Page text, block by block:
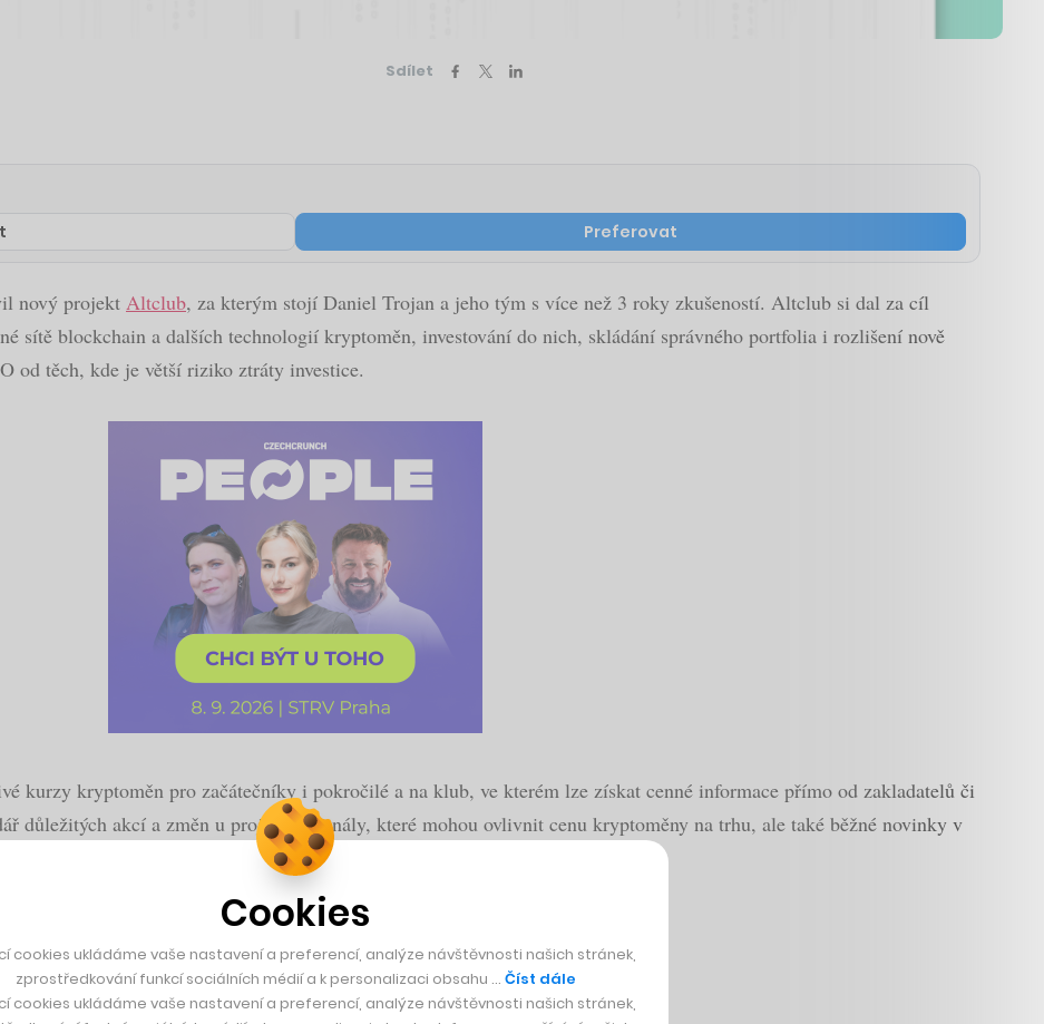
Sdílet
Preferovat
nový projekt Altclub, za kterým stojí Daniel Trojan a jeho tým s více než 3 roky zkušeností. Altclub si dal za cíl
sítě blockchain a dalších technologií kryptoměn, investování do nich, skládání správného portfolia i rozlišení nově
od těch, kde je větší riziko ztráty investice.
kurzy kryptoměn pro začátečníky i pokročilé a na klub, ve kterém lze získat cenné informace přímo od zakladatelů či
důležitých akcí a změn u projektů, signály, které mohou ovlivnit cenu kryptoměny na trhu, ale také běžné novinky v
společnost díky moderním technologiím míří?
Cookies
cookies ukládáme vaše nastavení a preferencí, analýze návštěvnosti našich stránek,
zprostředkování funkcí sociálních médií a k personalizaci obsahu … Číst dále
cookies ukládáme vaše nastavení a preferencí, analýze návštěvnosti našich stránek,